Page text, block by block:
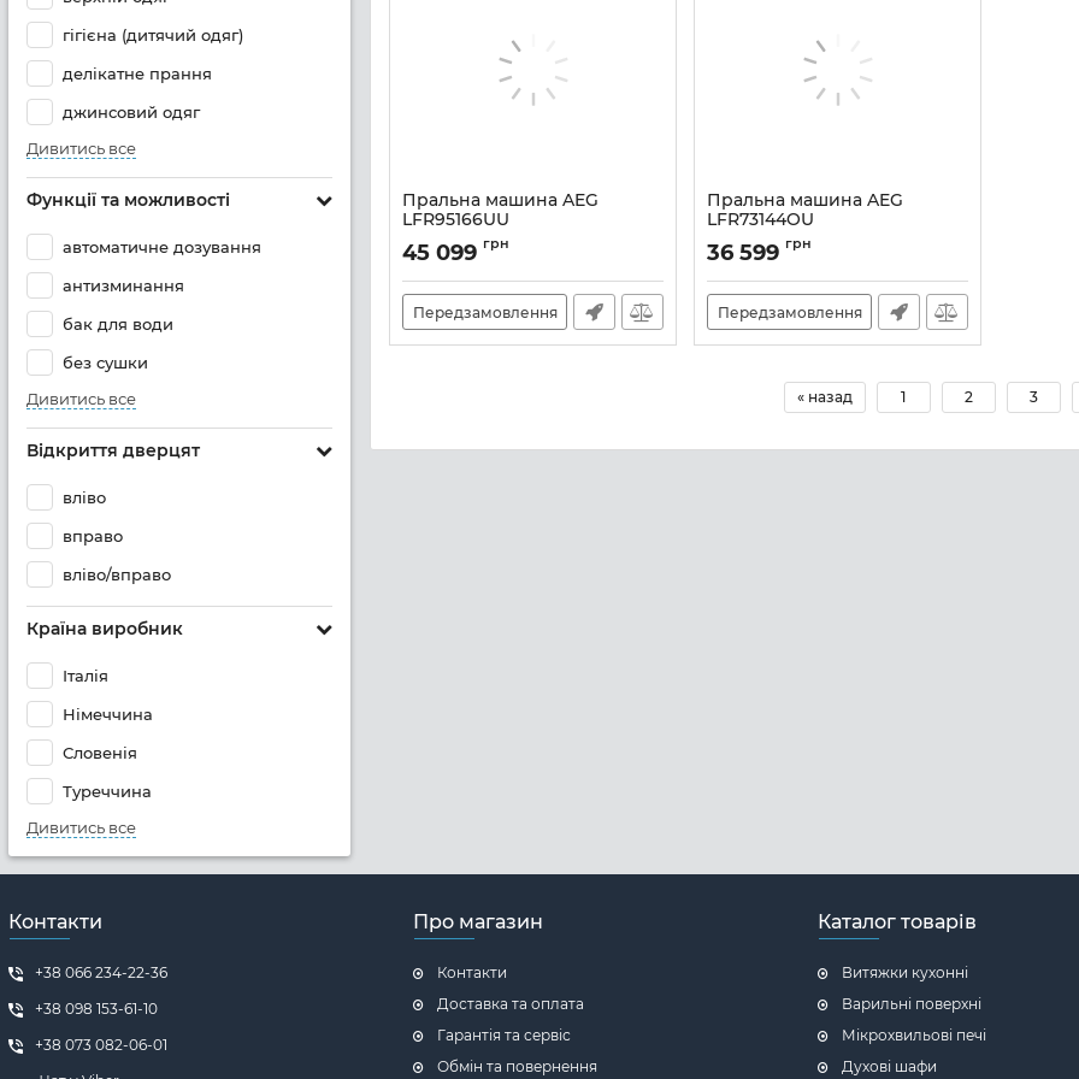
гігієна (дитячий одяг)
делікатне прання
джинсовий одяг
Дивитись все
Функції та можливості
автоматичне дозування
антизминання
бак для води
без сушки
Дивитись все
Відкриття дверцят
вліво
вправо
вліво/вправо
Країна виробник
Італія
Німеччина
Словенія
Туреччина
Дивитись все
Пральна машина AEG
LFR95166UU
Артикул:A141253
45 099 грн
Передзамовлення
Пральна машина AEG
LFR73144OU
Артикул:A141254
36 599 грн
Передзамовлення
« назад 1 2 3
Контакти
+38 066 234-22-36
+38 098 153-61-10
+38 073 082-06-01
Про магазин
Контакти
Доставка та оплата
Гарантія та сервіс
Обмін та повернення
Каталог товарів
Витяжки кухонні
Варильні поверхні
Мікрохвильові печі
Духові шафи